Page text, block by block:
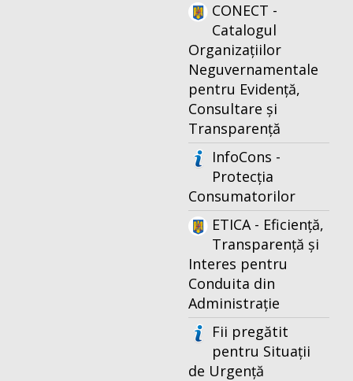
CONECT -
Catalogul
Organizațiilor
Neguvernamentale
pentru Evidență,
Consultare și
Transparență
InfoCons -
Protecția
Consumatorilor
ETICA - Eficiență,
Transparență și
Interes pentru
Conduita din
Administrație
Fii pregătit
pentru Situații
de Urgență